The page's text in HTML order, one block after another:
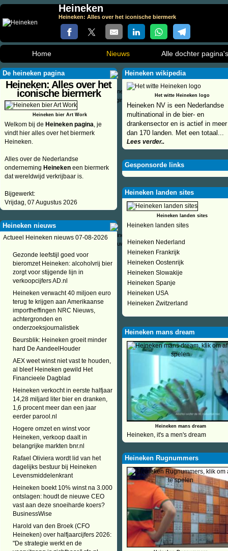
Heineken
Heineken: Alles over het iconische biermerk
Home Nieuws Alle dochter pagina's
De heineken pagina
Heineken: Alles over het
iconische biermerk
Heineken bier Art Work
Welkom bij de Heineken pagina, je
vindt hier alles over het biermerk
Heineken.
Alles over de Nederlandse
onderneming Heineken een biermerk
dat wereldwijd verkrijbaar is.
Bijgewerkt:
Vrijdag, 07 Augustus 2026
Heineken nieuws
Actueel Heineken nieuws 07-08-2026
Gezonde leefstijl goed voor
bieromzet Heineken: alcoholvrij bier
zorgt voor stijgende lijn in
verkoopcijfers AD.nl
Heineken verwacht 40 miljoen euro
terug te krijgen aan Amerikaanse
importheffingen NRC Nieuws,
achtergronden en
onderzoeksjournalistiek
Beursblik: Heineken groeit minder
hard De AandeelHouder
AEX weet winst niet vast te houden,
al bleef Heineken gewild Het
Financieele Dagblad
Heineken verkocht in eerste halfjaar
14,28 miljard liter bier en dranken,
1,6 procent meer dan een jaar
eerder parool.nl
Hogere omzet en winst voor
Heineken, verkoop daalt in
belangrijke markten bnr.nl
Rafael Oliviera wordt lid van het
dagelijks bestuur bij Heineken
Levensmiddelenkrant
Heineken boekt 10% winst na 3.000
ontslagen: houdt de nieuwe CEO
vast aan deze snoeiharde koers?
BusinessWise
Harold van den Broek (CFO
Heineken) over halfjaarcijfers 2026:
"De strategie werkt en de
Heineken wikipedia
Het witte Heineken logo
Heineken NV is een Nederlandse
multinational in de bier- en
drankensector en is actief in meer
dan 170 landen. Met een totaal...
Lees verder..
Gesponsorde links
Heineken landen sites
Heineken landen sites
Heineken landen sites
Heineken Nederland
Heineken Frankrijk
Heineken Oostenrijk
Heineken Slowakije
Heineken Spanje
Heineken USA
Heineken Zwitzerland
Heineken mans dream
Heineken mans dream
Heineken, it's a men's dream
Heineken Rugnummers